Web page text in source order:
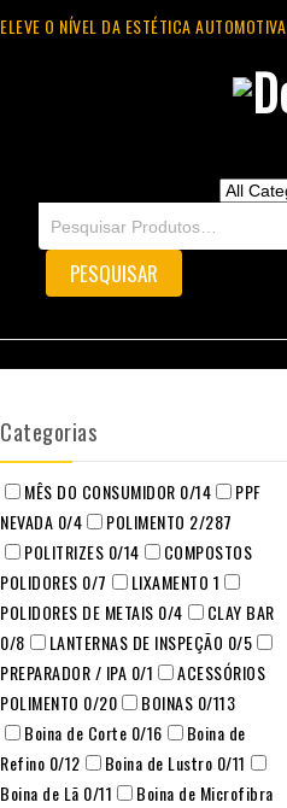
ELEVE O NÍVEL DA ESTÉTICA AUTOMOTIVA
Categorias
MÊS DO CONSUMIDOR 0/14
PPF
NEVADA 0/4 POLIMENTO 2/287
POLITRIZES 0/14
COMPOSTOS
POLIDORES 0/7 LIXAMENTO 1
POLIDORES DE METAIS 0/4
CLAY BAR
0/8 LANTERNAS DE INSPEÇÃO 0/5
PREPARADOR / IPA 0/1
ACESSÓRIOS
POLIMENTO 0/20 BOINAS 0/113
Boina de Corte 0/16
Boina de
Refino 0/12 Boina de Lustro 0/11
Boina de Lã 0/11
Boina de Microfibra